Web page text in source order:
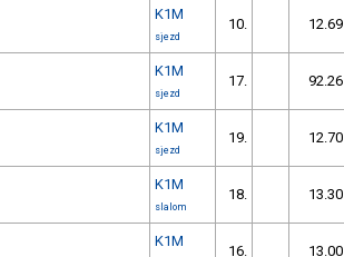
K1M
sjezd
10. 12.69
K1M
sjezd
17. 92.26
K1M
sjezd
19. 12.70
K1M
slalom
18. 13.30
K1M
16. 13.00